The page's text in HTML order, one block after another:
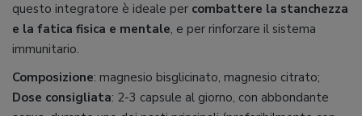
questo integratore è ideale per combattere la stanchezza
e la fatica fisica e mentale, e per rinforzare il sistema
immunitario.
Composizione: magnesio bisglicinato, magnesio citrato;
Dose consigliata: 2-3 capsule al giorno, con abbondante